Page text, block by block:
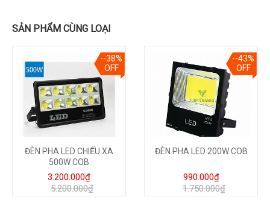
SẢN PHẨM CÙNG LOẠI
--38%
OFF
ĐÈN PHA LED CHIẾU XA
500W COB
3.200.000₫
5.200.000₫
--43%
OFF
ĐÈN PHA LED 200W COB
990.000₫
1.750.000₫